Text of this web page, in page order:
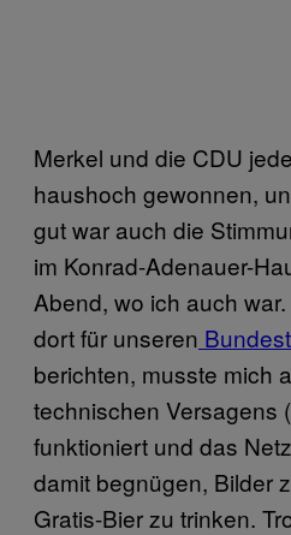
Merkel und die CDU
haushoch gewonnen,
gut war auch die
im Konrad-Adenauer-
Abend, wo ich auch
dort für unseren
berichten, musste mich
technischen Versagens
funktioniert und das
damit begnügen, Bilder
Gratis-Bier zu trinken.